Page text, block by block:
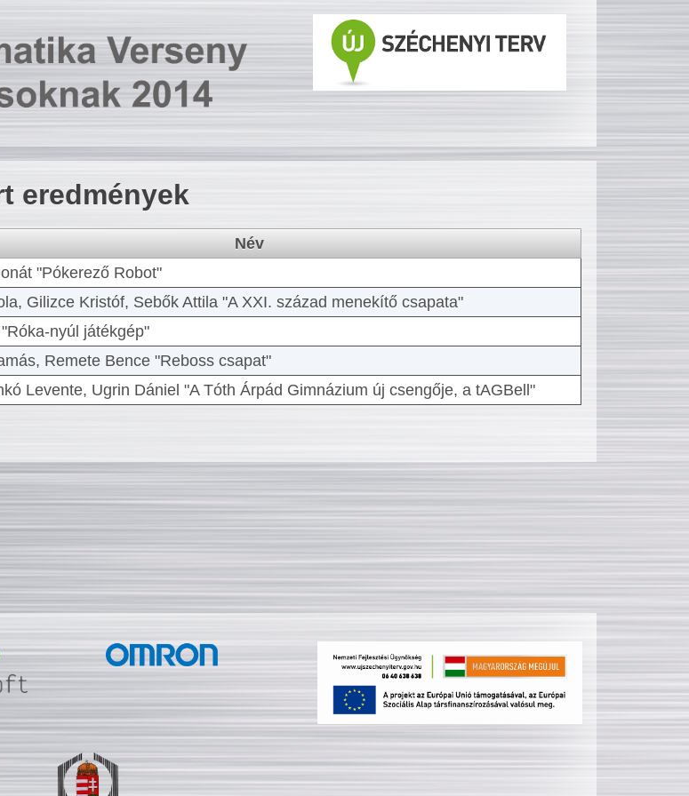
eredmények
Név
"Pókerező Robot"
Gilizce Kristóf, Sebők Attila "A XXI. század menekítő csapata"
nyúl játékgép"
Remete Bence "Reboss csapat"
Levente, Ugrin Dániel "A Tóth Árpád Gimnázium új csengője, a tAGBell"